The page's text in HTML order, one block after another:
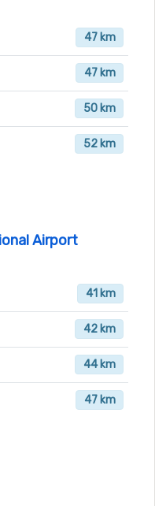
47 km
47 km
50 km
52 km
Airport
41 km
42 km
44 km
47 km